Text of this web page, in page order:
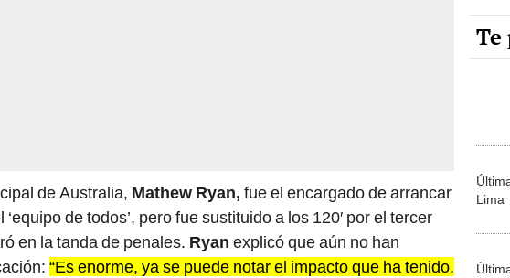
de Australia, Mathew Ryan, fue el encargado de arrancar
de todos’, pero fue sustituido a los 120′ por el tercer
en la tanda de penales. Ryan explicó que aún no han
“Es enorme, ya se puede notar el impacto que ha tenido.
Te
Lima